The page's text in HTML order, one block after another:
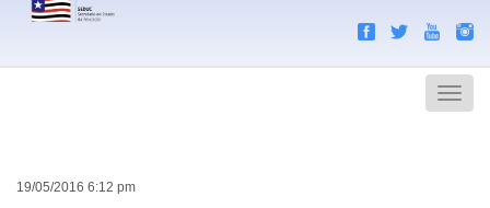
Menu
19/05/2016 6:12 pm